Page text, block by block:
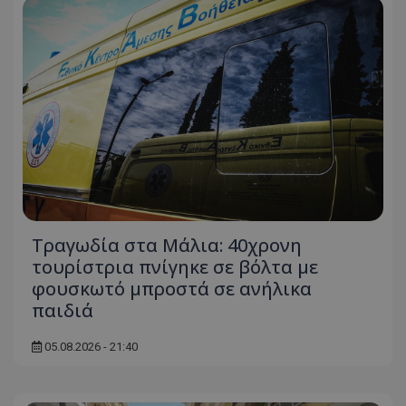
Τραγωδία στα Μάλια: 40χρονη
τουρίστρια πνίγηκε σε βόλτα με
φουσκωτό μπροστά σε ανήλικα
παιδιά
05.08.2026 - 21:40
ASP.NET_SessionId
Microsoft Corporation
VISITOR_PRIVACY_METADATA
YouTube
.youtube.com